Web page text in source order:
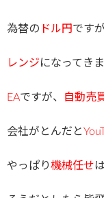
為替の ドル円ですが
レンジになってきま
EAですが、 自動売
会社がとんだと
やっぱり機械任せ